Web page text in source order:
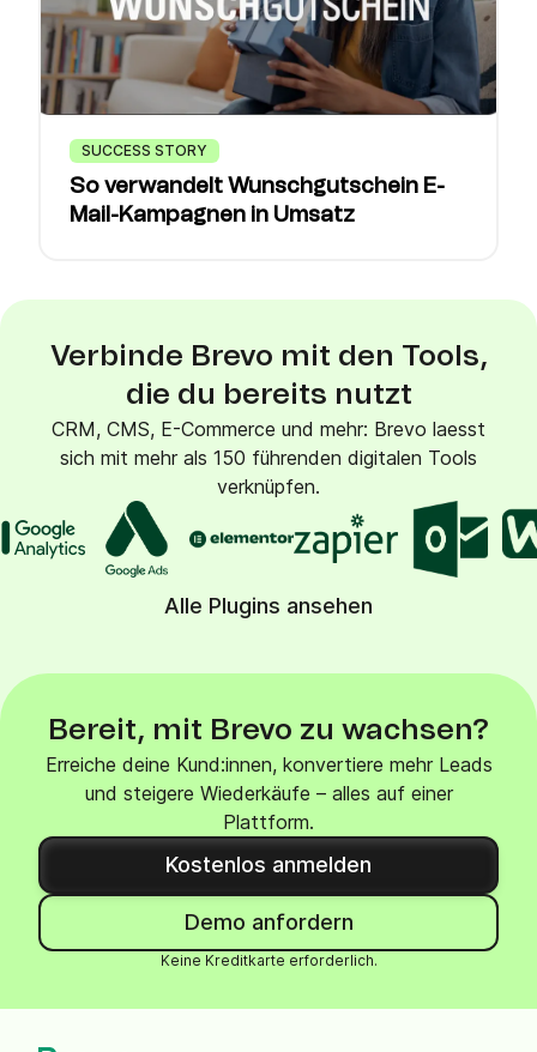
SUCCESS STORY
So verwandelt Wunschgutschein E-
Mail-Kampagnen in Umsatz
Verbinde Brevo mit den Tools,
die du bereits nutzt
CRM, CMS, E-Commerce und mehr: Brevo laesst
sich mit mehr als 150 führenden digitalen Tools
verknüpfen.
Alle Plugins ansehen
Bereit, mit Brevo zu wachsen?
Erreiche deine Kund:innen, konvertiere mehr Leads
und steigere Wiederkäufe – alles auf einer
Plattform.
Kostenlos anmelden
Demo anfordern
Keine Kreditkarte erforderlich.